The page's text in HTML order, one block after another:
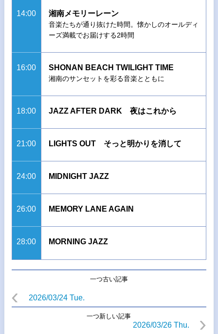
14:00 湘南メモリーレーン
音楽たちが通り抜けた時間。懐かしのオールディ
ーズ満載でお届けする2時間
16:00 SHONAN BEACH TWILIGHT TIME
湘南のサンセットを彩る音楽とともに
18:00 JAZZ AFTER DARK 夜はこれから
21:00 LIGHTS OUT そっと明かりを消して
24:00 MIDNIGHT JAZZ
26:00 MEMORY LANE AGAIN
28:00 MORNING JAZZ
一つ古い記事
2026/03/24 Tue.
一つ新しい記事
2026/03/26 Thu.